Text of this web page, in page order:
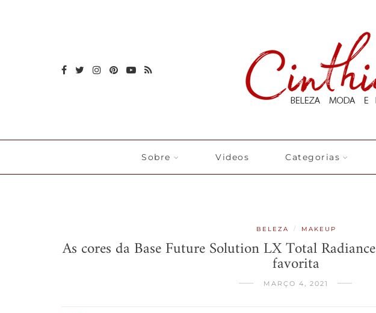
Sobre Videos Categorias
BELEZA / MAKEUP
As cores da Base Future Solution LX Total
favorita
MARÇO 4, 2021